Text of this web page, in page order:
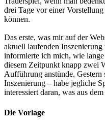
drei Tage vor einer
können.
Das erste, was mir auf der
aktuell laufenden
informierte ich mich, wie
diesem Zeitpunkt knapp zwei
Aufführung anstünde. Gestern
Inszenierung – habe jegliche
interessiert daran, was aus
Die Vorlage